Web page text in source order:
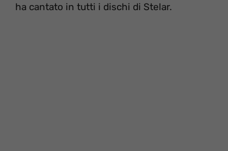
ha cantato in tutti i dischi di Stelar.